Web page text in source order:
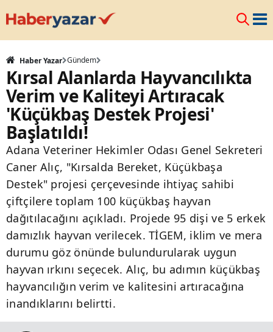
Haber Yazar Gündem
Kırsal Alanlarda Hayvancılıkta
Verim ve Kaliteyi Artıracak
'Küçükbaş Destek Projesi'
Başlatıldı!
Adana Veteriner Hekimler Odası Genel Sekreteri
Caner Alıç, "Kırsalda Bereket, Küçükbaşa
Destek" projesi çerçevesinde ihtiyaç sahibi
çiftçilere toplam 100 küçükbaş hayvan
dağıtılacağını açıkladı. Projede 95 dişi ve 5 erkek
damızlık hayvan verilecek. TİGEM, iklim ve mera
durumu göz önünde bulundurularak uygun
hayvan ırkını seçecek. Alıç, bu adımın küçükbaş
hayvancılığın verim ve kalitesini artıracağına
inandıklarını belirtti.